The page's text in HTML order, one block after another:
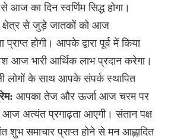
आज का दिन स्वर्णिम सिद्ध होगा।
क्षेत्र से जुड़े जातकों को आज
होगी। आपके द्वारा पूर्व में किया
आज भारी आर्थिक लाभ प्रदान करेगा।
लोगों के साथ आपके संपर्क स्थापित
आपका तेज और ऊर्जा आज चरम पर
आज अत्यंत प्रगाढ़ता आएगी। संतान पक्ष
समाचार प्राप्त होने से मन आह्लादित